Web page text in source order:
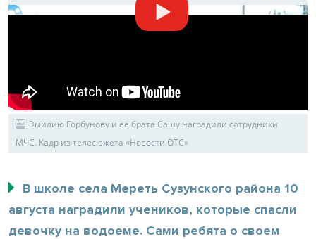
Эмилию Горбунову и ее брата Сашу наградили сотрудники
МЧС. Кадр из телесюжета «Новости ОТС»
В школе села Мереть Сузунского района 10
августа наградили учеников, которые спасли
девочку на водоеме. Сами ребята о своем